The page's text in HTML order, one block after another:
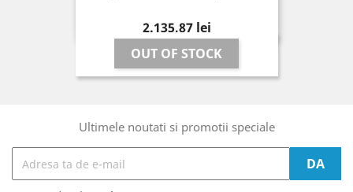
Pret
2.135,87 lei
OUT OF STOCK
Ultimele noutati si promotii speciale